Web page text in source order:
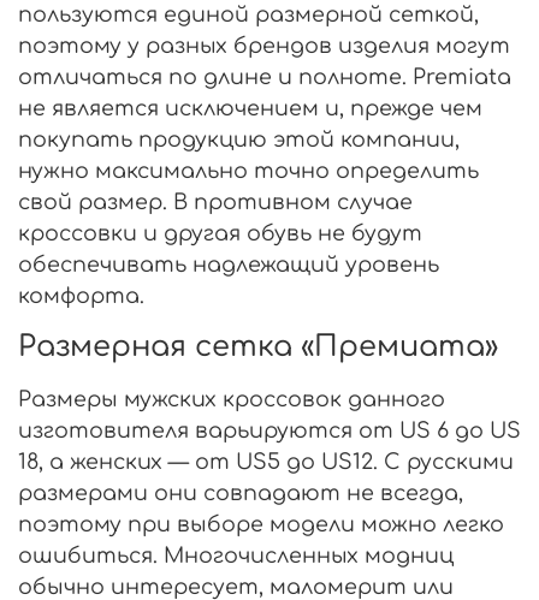
пользуются единой размерной сеткой,
поэтому у разных брендов изделия могут
отличаться по длине и полноте. Premiata
не является исключением и, прежде чем
покупать продукцию этой компании,
нужно максимально точно определить
свой размер. В противном случае
кроссовки и другая обувь не будут
обеспечивать надлежащий уровень
комфорта.
Размерная сетка «Премиата»
Размеры мужских кроссовок данного
изготовителя варьируются от US 6 до US
18, а женских — от US5 до US12. С русскими
размерами они совпадают не всегда,
поэтому при выборе модели можно легко
ошибиться. Многочисленных модниц
обычно интересует, маломерит или